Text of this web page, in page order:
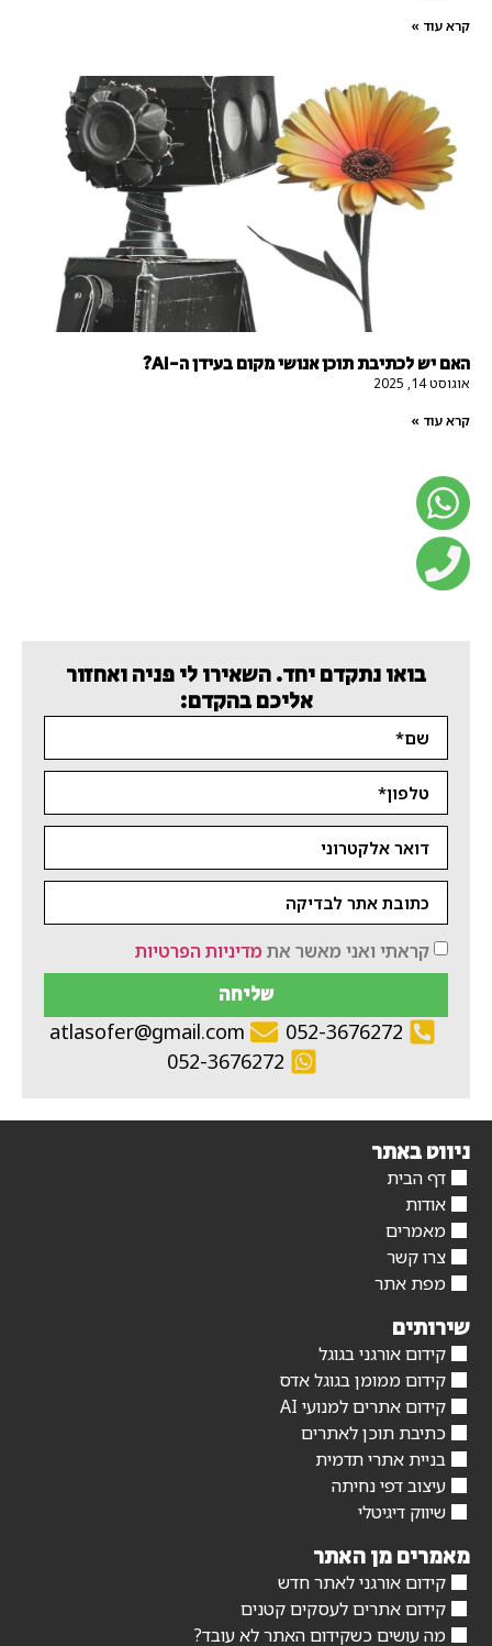
קרא עוד »
האם יש לכתיבת תוכן אנושי מקום בעידן ה-AI?
אוגוסט 14, 2025
קרא עוד »
בואו נתקדם יחד. השאירו לי פניה ואחזור
אליכם בהקדם:
קראתי ואני מאשר את מדיניות הפרטיות
שליחה
052-3676272
atlasofer@gmail.com
052-3676272
ניווט באתר
דף הבית
אודות
מאמרים
צרו קשר
מפת אתר
שירותים
קידום אורגני בגוגל
קידום ממומן בגוגל אדס
קידום אתרים למנועי AI
כתיבת תוכן לאתרים
בניית אתרי תדמית
עיצוב דפי נחיתה
שיווק דיגיטלי
מאמרים מן האתר
קידום אורגני לאתר חדש
קידום אתרים לעסקים קטנים
מה עושים כשקידום האתר לא עובד?